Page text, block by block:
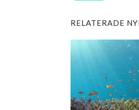
RELATERADE